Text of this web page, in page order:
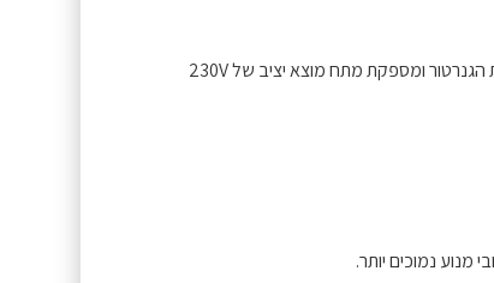
היחידה האלקטרונית מובנית עם בקרת מיקרו-מעבד מנטרת את פעולת הגנרטור ומספקת מתח מוצא יציב של 230V